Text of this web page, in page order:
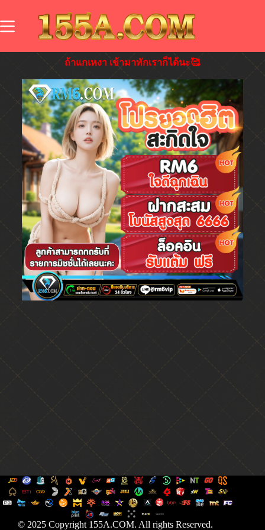
ถ้าแกเหงา เข้ามาทักเราก็ได้นะ🥰
© 2025 Copyright 155A.COM. All rights Reserved.